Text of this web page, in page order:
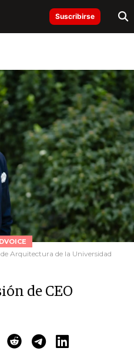
Suscribirse
Arquitectura de la Universidad
de CEO